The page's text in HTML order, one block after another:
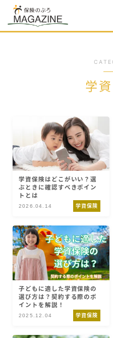
学
学資保険はどこがいい？選
ぶときに確認すべきポイン
トとは
2026.04.14 学資保険
子どもに適した学資保険の
選び方は？契約する際のポ
イントを解説！
2025.12.04 学資保険